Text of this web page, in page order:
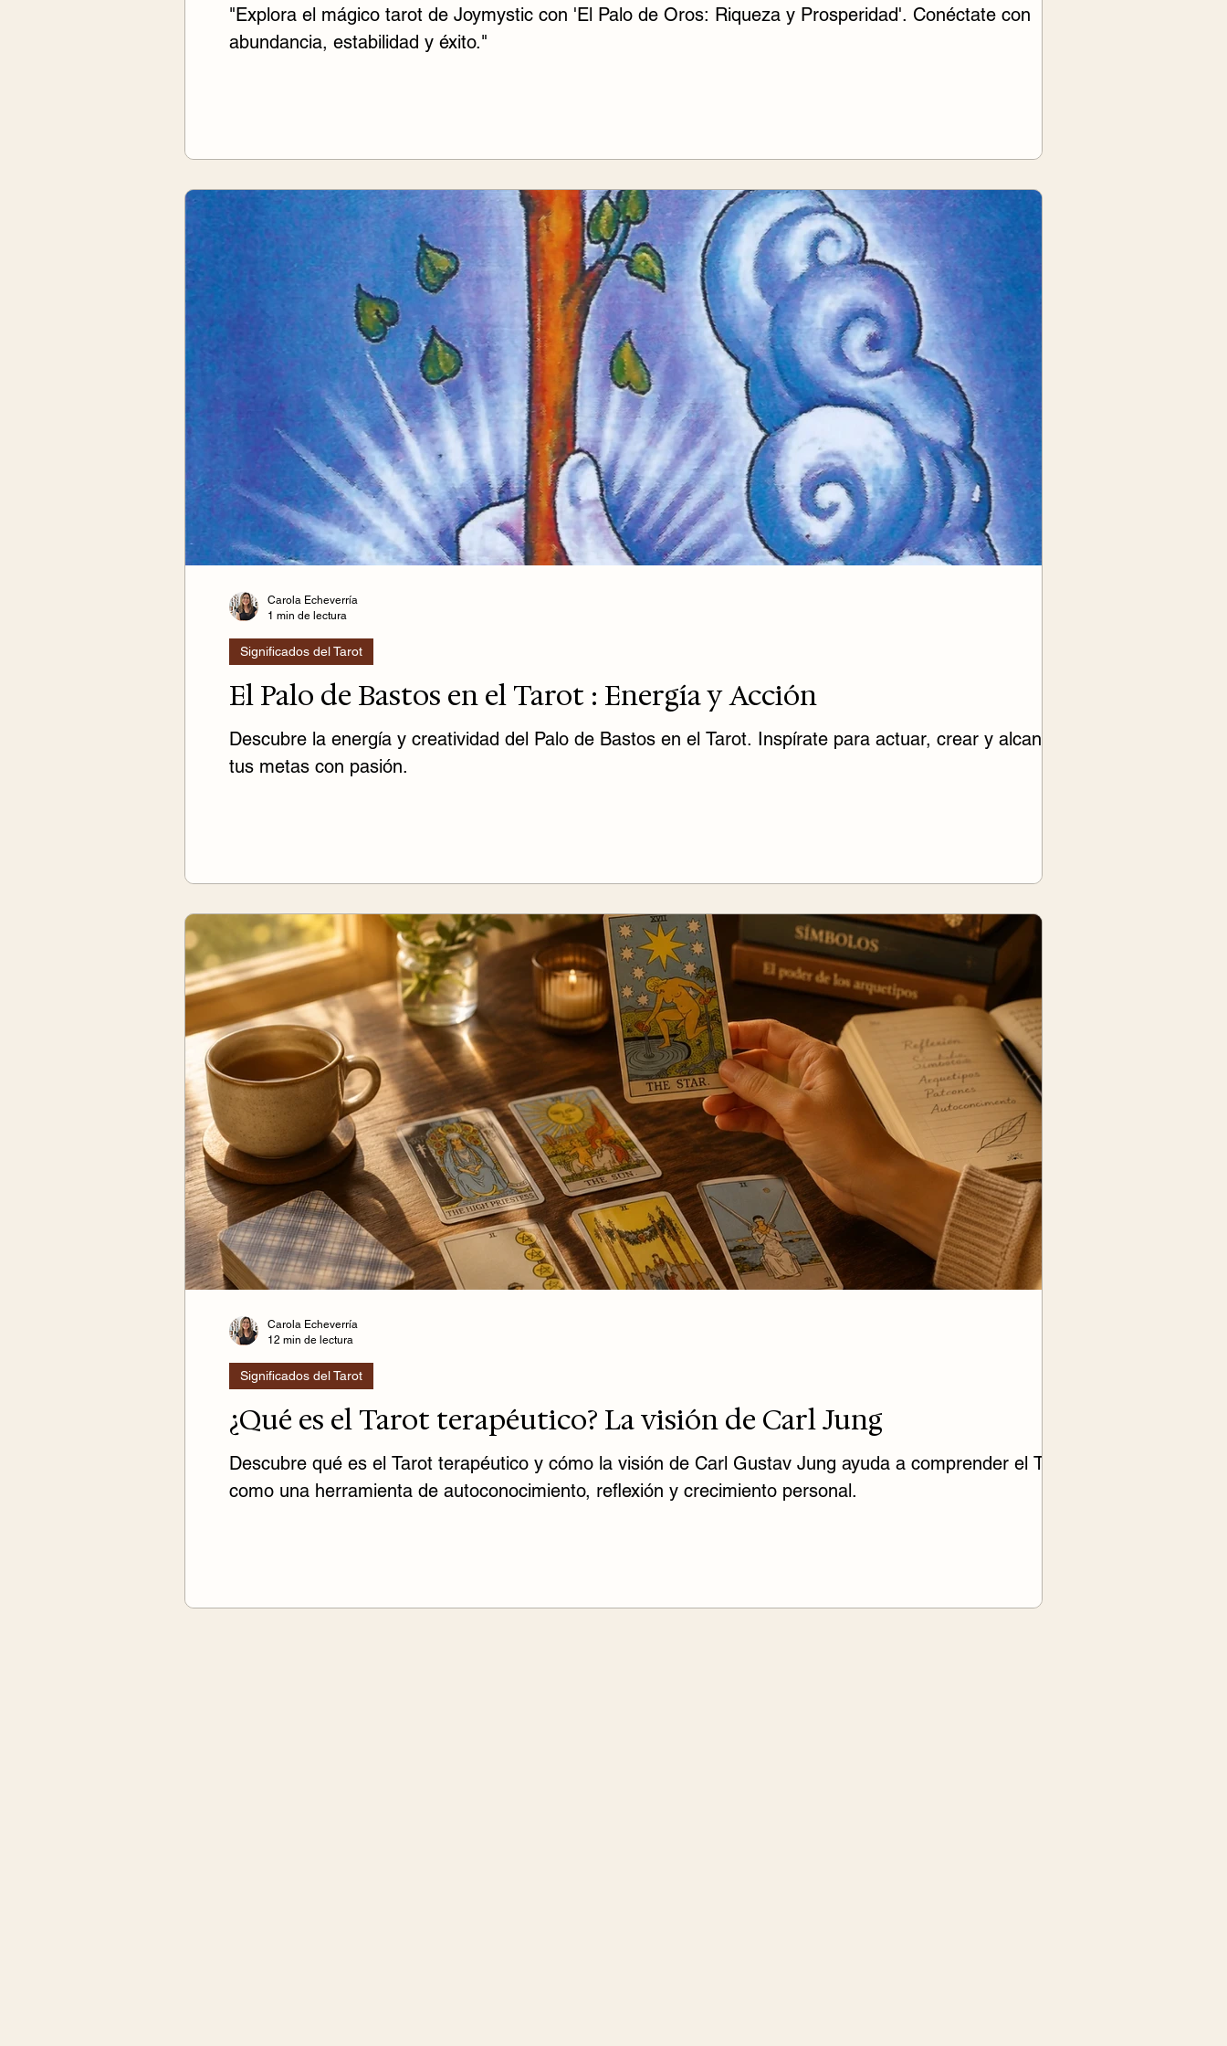
"Explora el mágico tarot de Joymystic con 'El Palo de Oros: Riqueza y Prosperidad'. Conéctate con
abundancia, estabilidad y éxito."
El Palo de Bastos en el Tarot : Energía y Acción
Descubre la energía y creatividad del Palo de Bastos en el Tarot. Inspírate para actuar, crear y alcanzar
tus metas con pasión.
Significados del Tarot
Carola Echeverría
1 min de lectura
¿Qué es el Tarot terapéutico? La visión de Carl Jung
Descubre qué es el Tarot terapéutico y cómo la visión de Carl Gustav Jung ayuda a comprender el Tarot
como una herramienta de autoconocimiento, reflexión y crecimiento personal.
Significados del Tarot
Carola Echeverría
12 min de lectura